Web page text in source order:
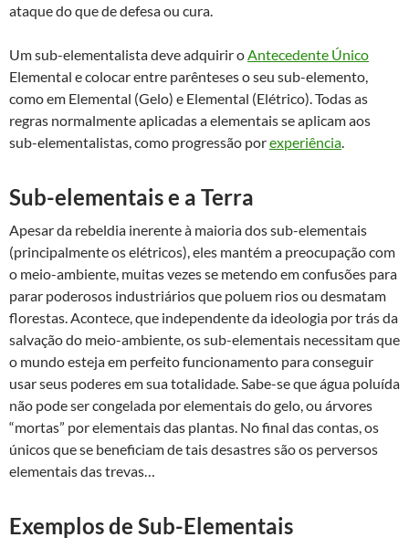
ataque do que de defesa ou cura.
Um sub-elementalista deve adquirir o Antecedente Único
Elemental e colocar entre parênteses o seu sub-elemento,
como em Elemental (Gelo) e Elemental (Elétrico). Todas as
regras normalmente aplicadas a elementais se aplicam aos
sub-elementalistas, como progressão porexperiência
Sub-elementais e a Terra
Apesar da rebeldia inerente à maioria dos sub-elementais
(principalmente os elétricos), eles mantém a preocupação com
o meio-ambiente, muitas vezes se metendo em confusões para
parar poderosos industriários que poluem rios ou desmatam
florestas. Acontece, que independente da ideologia por trás da
salvação do meio-ambiente, os sub-elementais necessitam que
o mundo esteja em perfeito funcionamento para conseguir
usar seus poderes em sua totalidade. Sabe-se que água poluída
não pode ser congelada por elementais do gelo, ou árvores
“mortas” por elementais das plantas. No final das contas, os
únicos que se beneficiam de tais desastres são os perversos
elementais das trevas…
Exemplos de Sub-Elementais